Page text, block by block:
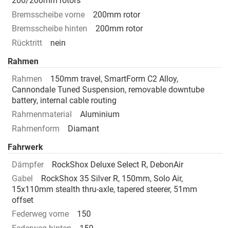
Bremsscheibe vorne
200mm rotor
Bremsscheibe hinten
200mm rotor
Rücktritt
nein
Rahmen
Rahmen
150mm travel, SmartForm C2 Alloy,
Cannondale Tuned Suspension, removable downtube
battery, internal cable routing
Rahmenmaterial
Aluminium
Rahmenform
Diamant
Fahrwerk
Dämpfer
RockShox Deluxe Select R, DebonAir
Gabel
RockShox 35 Silver R, 150mm, Solo Air,
15x110mm stealth thru-axle, tapered steerer, 51mm
offset
Federweg vorne
150